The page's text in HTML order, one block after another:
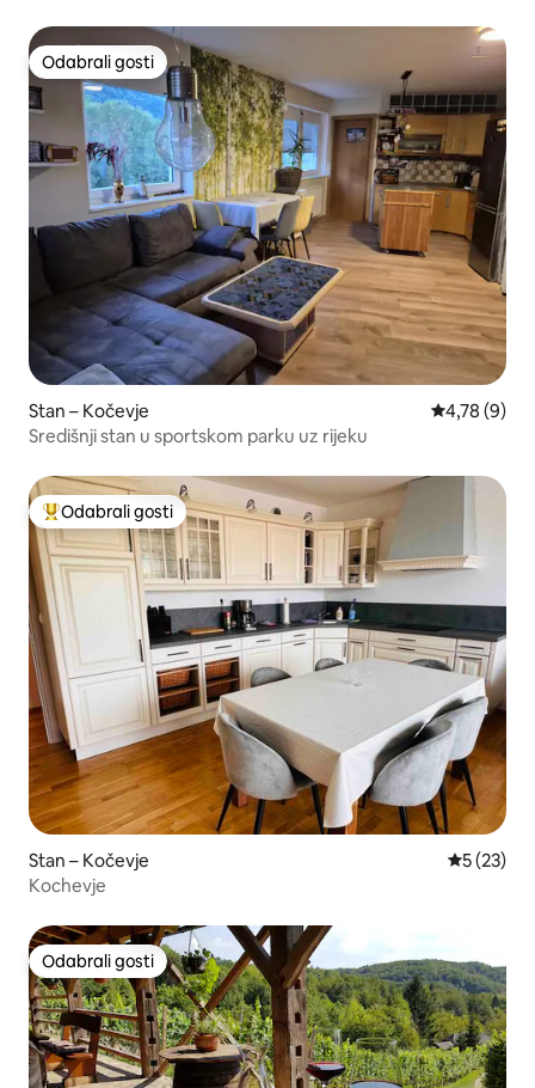
Odabrali gosti
Odabrali gosti
Stan – Kočevje Prosječna
4,78 (9)
Središnji stan u sportskom parku uz rijeku
Među najviše rangiranima s oznakom „Odabrali gosti”
Odabrali gosti
Stan – Kočevje Prosječna
5 (23)
Kochevje
Odabrali gosti
Odabrali gosti